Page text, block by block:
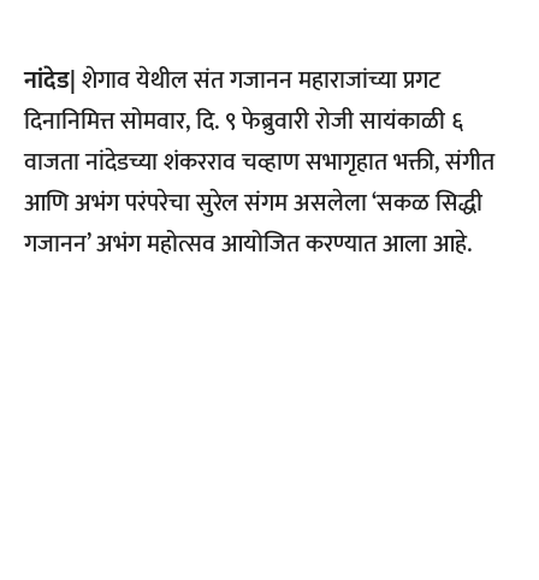
नांदेड|शेगाव येथील संत गजानन महाराजांच्या प्रगट
दिनानिमित्त सोमवार, दि. ९ फेब्रुवारी रोजी सायंकाळी ६
वाजता नांदेडच्या शंकरराव चव्हाण सभागृहात भक्ती, संगीत
आणि अभंग परंपरेचा सुरेल संगम असलेला ‘सकळ सिद्धी
गजानन’ अभंग महोत्सव आयोजित करण्यात आला आहे.